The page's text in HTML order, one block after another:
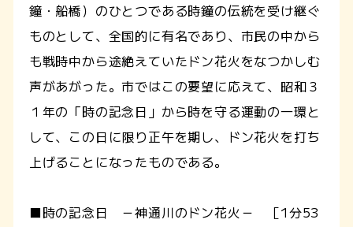
鐘・船橋）のひとつである時鐘の伝統を受け継ぐ
ものとして、全国的に有名であり、市民の中から
も戦時中から途絶えていたドン花火をなつかしむ
声があがった。市ではこの要望に応えて、昭和３
１年の「時の記念日」から時を守る運動の一環と
して、この日に限り正午を期し、ドン花火を打ち
上げることになったものである。
■時の記念日 －神通川のドン花火－ ［1分53